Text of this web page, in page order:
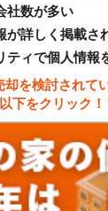
社数が多い
が詳しく掲載さ
ティで個人情報
却を検討されて
下をクリック